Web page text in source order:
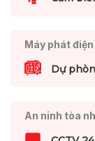
Máy phát điện
Dự
An ninh tòa